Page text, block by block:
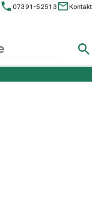
07391-52513 Kontakt